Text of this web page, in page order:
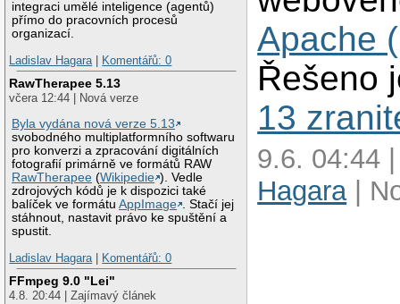
integraci umělé inteligence (agentů)
přímo do pracovních procesů
organizací.
Ladislav Hagara
Komentářů: 0
RawTherapee 5.13
včera 12:44 | Nová verze
Byla vydána nová verze 5.13
svobodného multiplatformního softwaru
pro konverzi a zpracování digitálních
fotografií primárně ve formátů RAW
RawTherapee (Wikipedie ). Vedle
zdrojových kódů je k dispozici také
balíček ve formátuAppImage . Stačí jej
stáhnout, nastavit právo ke spuštění a
spustit.
Ladislav Hagara
Komentářů: 0
FFmpeg 9.0 "Lei"
4.8. 20:44 | Zajímavý článek
Apache
Řešeno
13
9.6. 04:44
Hagara|